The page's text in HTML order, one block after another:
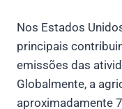
Nos Estados
principais
emissões das
Globalmente, a
aproximadamente